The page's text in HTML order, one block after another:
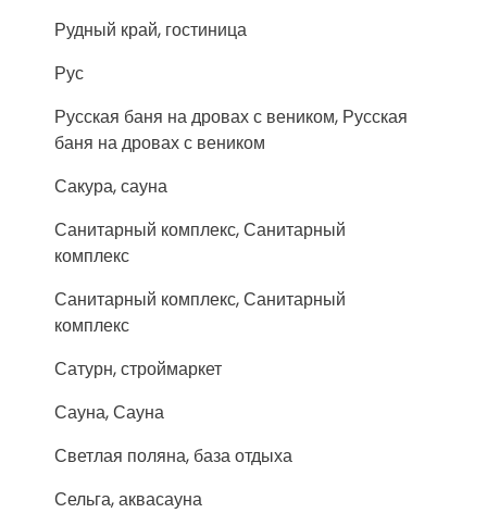
Рудный край, гостиница
Рус
Русская баня на дровах с веником, Русская
баня на дровах с веником
Сакура, сауна
Санитарный комплекс, Санитарный
комплекс
Санитарный комплекс, Санитарный
комплекс
Сатурн, строймаркет
Сауна, Сауна
Светлая поляна, база отдыха
Сельга, аквасауна